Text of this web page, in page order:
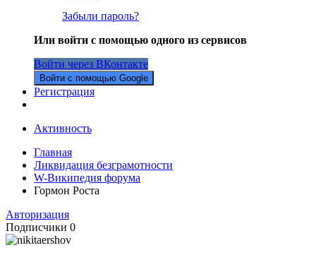
Забыли пароль?
Или войти с помощью одного из сервисов
Войти через ВКонтакте
Войти с помощью Google
Регистрация
Активность
Главная
Ликвидация безграмотности
W-Википедия форума
Гормон Роста
Авторизация
Подписчики 0